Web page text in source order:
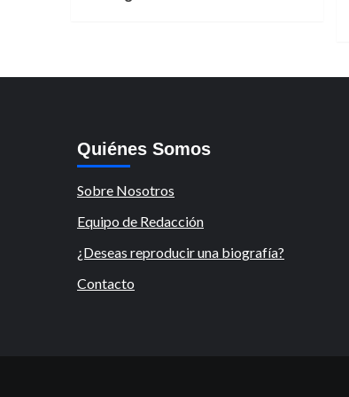
Quiénes Somos
Sobre Nosotros
Equipo de Redacción
¿Deseas reproducir una biografía?
Contacto